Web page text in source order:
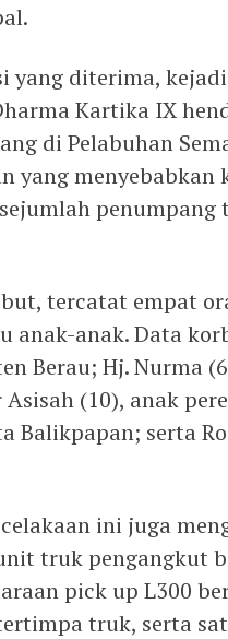
yang diterima,
Kartika IX
di Pelabuhan
yang menyebabkan
tercatat empat
anak-anak. Data
Berau; Hj. Nurma
(10), anak
Balikpapan; serta
ini juga
truk pengangkut
pick up L300
truk, serta